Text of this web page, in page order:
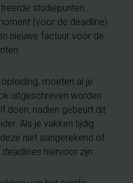
studiepunten.
(voor de deadline)
nieuwe factuur voor de
moeten al je
uitgeschreven worden.
doen, nadien gebeurt dit
Als je vakken tijdig
niet aangerekend of
hiervoor zijn: